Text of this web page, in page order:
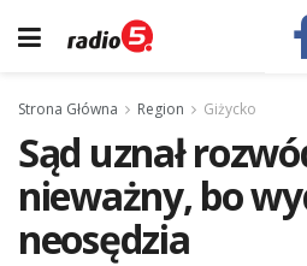
Strona Główna Region Giżycko
Sąd uznał
nieważny, bo
neosędzia